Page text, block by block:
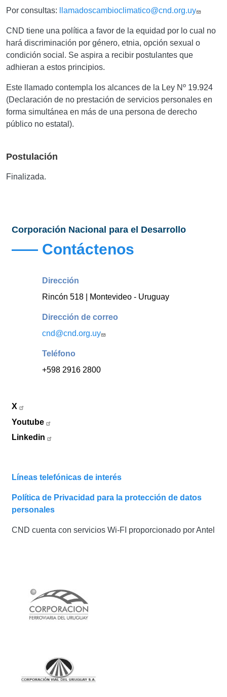
Por consultas: llamadoscambioclimatico@cnd.org.uy
CND tiene una política a favor de la equidad por lo cual no
hará discriminación por género, etnia, opción sexual o
condición social. Se aspira a recibir postulantes que
adhieran a estos principios.
Este llamado contempla los alcances de la Ley Nº 19.924
(Declaración de no prestación de servicios personales en
forma simultánea en más de una persona de derecho
público no estatal).
Postulación
Finalizada.
Corporación Nacional para el Desarrollo
Contáctenos
Dirección
Rincón 518 | Montevideo - Uruguay
Dirección de correo
cnd@cnd.org.uy
Teléfono
+598 2916 2800
X
Youtube
Linkedin
Líneas telefónicas de interés
Política de Privacidad para la protección de datos
personales
CND cuenta con servicios Wi-FI proporcionado por Antel